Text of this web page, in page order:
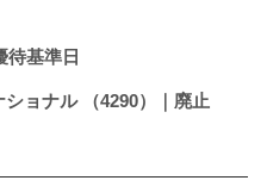
待基準日
ョナル （4290）｜廃止